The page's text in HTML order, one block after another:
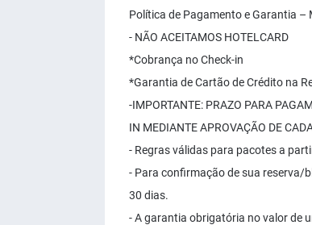
Política de Pagamento e Garantia –
- NÃO ACEITAMOS HOTELCARD
*Cobrança no Check-in
*Garantia de Cartão de Crédito na
-IMPORTANTE: PRAZO PARA
IN MEDIANTE APROVAÇÃO DE
- Regras válidas para pacotes a
- Para confirmação de sua reserva/
30 dias.
- A garantia obrigatória no valor de